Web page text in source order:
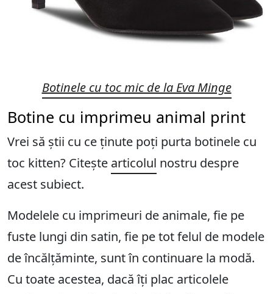
Botinele cu toc mic de la Eva Minge
Botine cu imprimeu animal print
Vrei să știi cu ce ținute poți purta botinele cu
toc kitten? Citește articolul nostru despre
acest subiect.
Modelele cu imprimeuri de animale, fie pe
fuste lungi din satin, fie pe tot felul de modele
de încălțăminte, sunt în continuare la modă.
Cu toate acestea, dacă îți plac articolele